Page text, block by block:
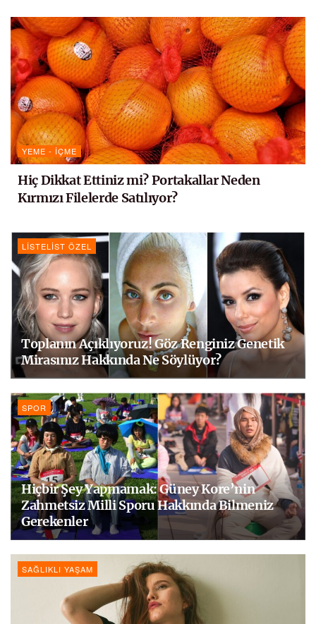
YEME - İÇME
Hiç Dikkat Ettiniz mi? Portakallar Neden
Kırmızı Filelerde Satılıyor?
LISTELIST ÖZEL
Toplanın Açıklıyoruz! Göz Renginiz Genetik
Mirasınız Hakkında Ne Söylüyor?
SPOR
Hiçbir Şey Yapmamak: Güney Kore’nin
Zahmetsiz Milli Sporu Hakkında Bilmeniz
Gerekenler
SAĞLIKLI YAŞAM